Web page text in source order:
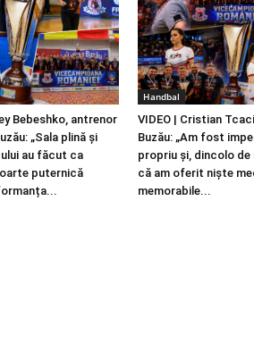
Bebeshko, antrenor
„Sala plină și
au făcut ca
puternică
Handbal
VIDEO | Cristian
Buzău: „Am fost
propriu și, dincolo
că am oferit niște
memorabile...